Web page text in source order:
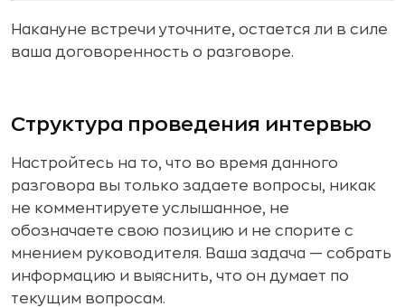
Накануне встречи уточните, остается ли в силе
ваша договоренность о разговоре.
Структура проведения интервью
Настройтесь на то, что во время данного
разговора вы только задаете вопросы, никак
не комментируете услышанное, не
обозначаете свою позицию и не спорите с
мнением руководителя. Ваша задача — собрать
информацию и выяснить, что он думает по
текущим вопросам.